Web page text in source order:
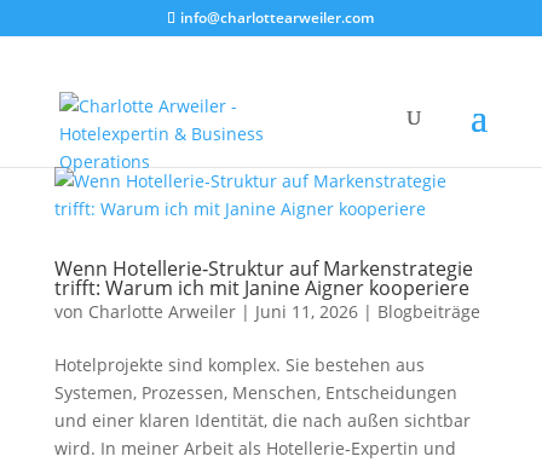
info@charlottearweiler.com
Wenn Hotellerie‑Struktur auf Markenstrategie
trifft: Warum ich mit Janine Aigner kooperiere
von Charlotte Arweiler| Juni 11, 2026| Blogbeiträge
Hotelprojekte sind komplex. Sie bestehen aus
Systemen, Prozessen, Menschen, Entscheidungen
und einer klaren Identität, die nach außen sichtbar
wird. In meiner Arbeit als Hotellerie‑Expertin und